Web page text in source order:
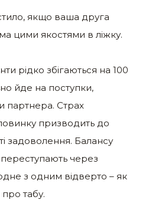
якщо ваша друга
цими якостями в ліжку.
рідко збігаються на 100
йде на поступки,
партнера. Страх
призводить до
задоволення. Балансу
через
з одним відверто – як
про табу.